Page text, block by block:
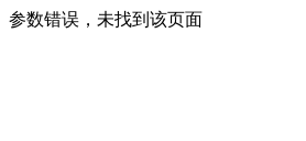
参数错误，未找到该页面